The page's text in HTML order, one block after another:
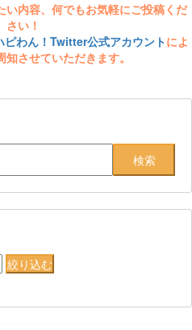
い内容、何でもお気軽にご投稿くだ
さい！
ピわん！Twitter公式アカウントによ
知させていただきます。